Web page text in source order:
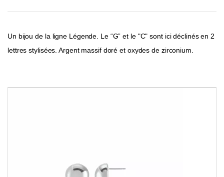
Un bijou de la ligne Légende. Le “G” et le "C" sont ici déclinés en 2
lettres stylisées. Argent massif doré et oxydes de zirconium.